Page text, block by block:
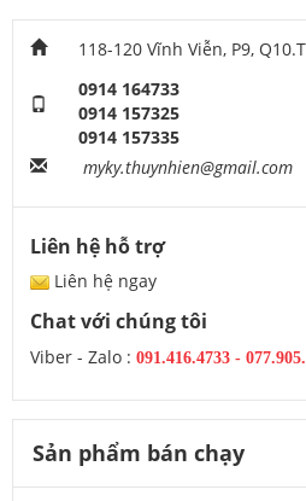
118-120 Vĩnh Viễn, P9,
0914 164733
0914 157325
0914 157335
myky.thuynhien@gmail.com
Liên hệ hỗ trợ
Liên hệ ngay
Chat với chúng tôi
Viber - Zalo : 091.416.4733 -
Sản phẩm bán chạy